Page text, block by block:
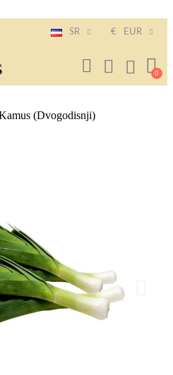
SR € EUR
(Dvogodisnji)